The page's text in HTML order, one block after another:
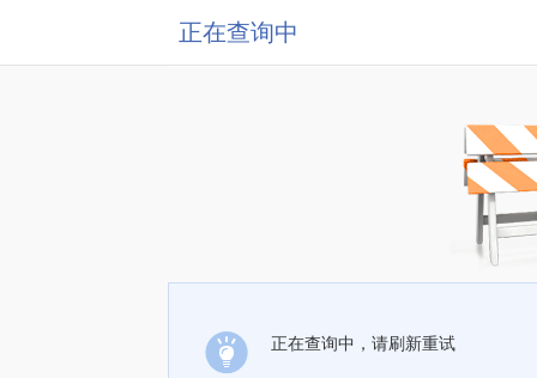
正在查询中
正在查询中，请刷新重试